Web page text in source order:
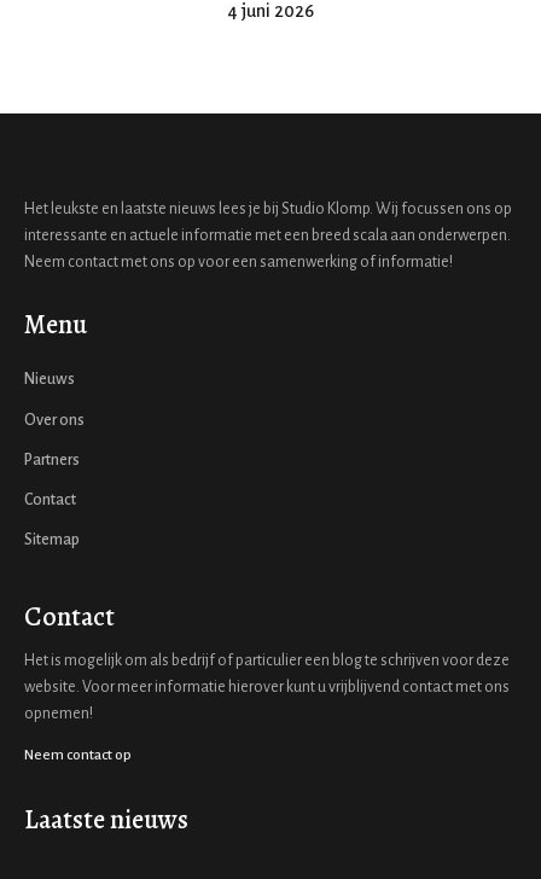
4 juni 2026
Het leukste en laatste nieuws lees je bij Studio Klomp. Wij focussen ons op
interessante en actuele informatie met een breed scala aan onderwerpen.
Neem contact met ons op voor een samenwerking of informatie!
Menu
Nieuws
Over ons
Partners
Contact
Sitemap
Contact
Het is mogelijk om als bedrijf of particulier een blog te schrijven voor deze
website. Voor meer informatie hierover kunt u vrijblijvend contact met ons
opnemen!
Neem contact op
Laatste nieuws